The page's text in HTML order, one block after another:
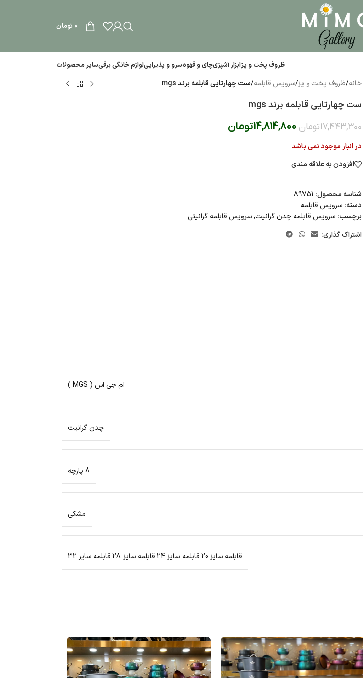
0 تومان
ظروف پخت و پزابزار آشپزیچای و قهوهسرو و پذیراییلوازم خانگی برقیسایر محصولات
خانه/ظروف پخت و پز/سرویس قابلمه/ست چهارتایی قابلمه برند mgs
ست چهارتایی قابلمه برند mgs
17,443,300تومان 14,814,800تومان
در انبار موجود نمی باشد
افزودن به علاقه مندی
شناسه محصول: 89751
دسته: سرویس قابلمه
برچسب: سرویس قابلمه چدن گرانیت,سرویس قابلمه گرانیتی
اشتراک گذاری:
ام جی اس ( MGS )
چدن گرانیت
8 پارچه
مشکی
قابلمه سایز 20 قابلمه سایز 24 قابلمه سایز 28 قابلمه سایز 32